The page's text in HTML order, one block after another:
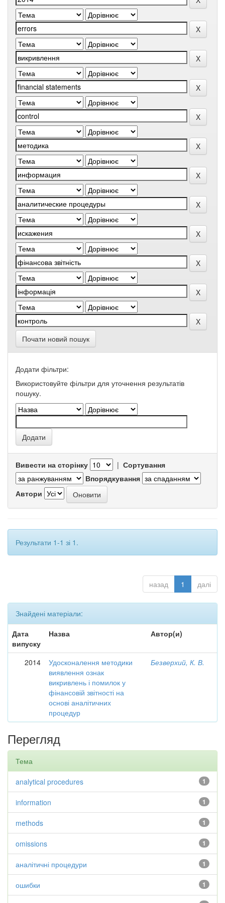
Почати новий пошук
Додати фільтри:
Використовуйте фільтри для уточнення результатів
пошуку.
Вивести на сторінку | Сортування
Впорядкування
Автори
Результати 1-1 зі 1.
назад 1 далі
Знайдені матеріали:
Дата
випуску
Назва Автор(и)
2014
Удосконалення методики
виявлення ознак
викривлень і помилок у
фінансовій звітності на
основі аналітичних
процедур
Безверхий, К. В.
Перегляд
Тема
1
analytical procedures
1
information
1
methods
1
omissions
1
аналітичні процедури
1
ошибки